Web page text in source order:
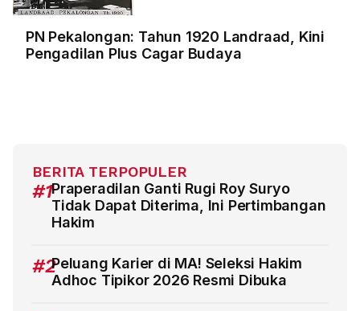
PN Pekalongan: Tahun 1920 Landraad, Kini
Pengadilan Plus Cagar Budaya
BERITA TERPOPULER
#1Praperadilan Ganti Rugi Roy Suryo
Tidak Dapat Diterima, Ini Pertimbangan
Hakim
#2Peluang Karier di MA! Seleksi Hakim
Adhoc Tipikor 2026 Resmi Dibuka